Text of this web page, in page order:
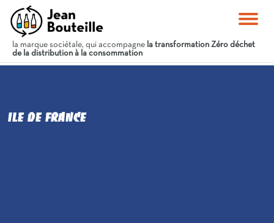
la marque sociétale, qui accompagne la transformation Zéro déchet
de la distribution à la consommation
Ile de France